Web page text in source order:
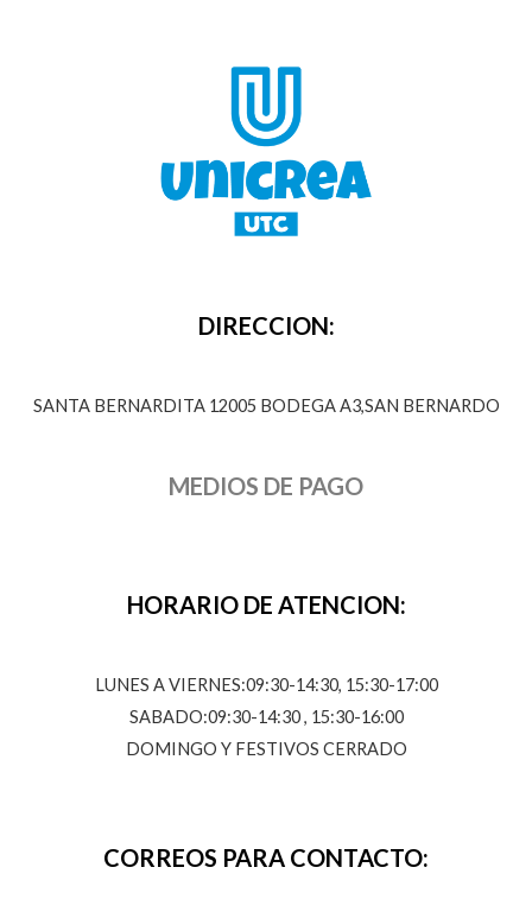
DIRECCION:
SANTA BERNARDITA 12005 BODEGA A3,SAN BERNARDO
MEDIOS DE PAGO
HORARIO DE ATENCION:
LUNES A VIERNES:09:30-14:30, 15:30-17:00
SABADO:09:30-14:30 , 15:30-16:00
DOMINGO Y FESTIVOS CERRADO
CORREOS PARA CONTACTO: